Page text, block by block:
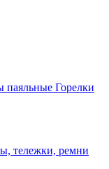
Горелки